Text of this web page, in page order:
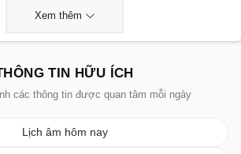
Xem thêm
TIN HỮU ÍCH
các thông tin được quan tâm mỗi ngày
Lịch âm hôm nay